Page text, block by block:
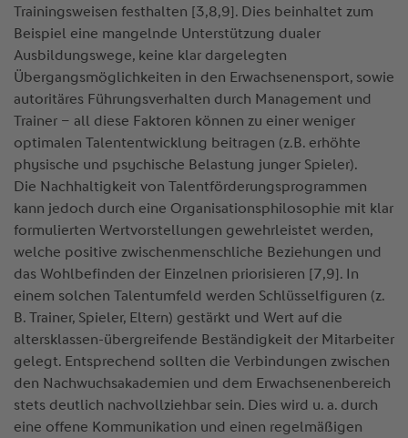
Trainingsweisen festhalten [3,8,9]. Dies beinhaltet zum
Beispiel eine mangelnde Unterstützung dualer
Ausbildungswege, keine klar dargelegten
Übergangsmöglichkeiten in den Erwachsenensport, sowie
autoritäres Führungsverhalten durch Management und
Trainer – all diese Faktoren können zu einer weniger
optimalen Talententwicklung beitragen (z.B. erhöhte
physische und psychische Belastung junger Spieler).
Die Nachhaltigkeit von Talentförderungsprogrammen
kann jedoch durch eine Organisationsphilosophie mit klar
formulierten Wertvorstellungen gewehrleistet werden,
welche positive zwischenmenschliche Beziehungen und
das Wohlbefinden der Einzelnen priorisieren [7,9]. In
einem solchen Talentumfeld werden Schlüsselfiguren (z.
B. Trainer, Spieler, Eltern) gestärkt und Wert auf die
altersklassen-übergreifende Beständigkeit der Mitarbeiter
gelegt. Entsprechend sollten die Verbindungen zwischen
den Nachwuchsakademien und dem Erwachsenenbereich
stets deutlich nachvollziehbar sein. Dies wird u. a. durch
eine offene Kommunikation und einen regelmäßigen